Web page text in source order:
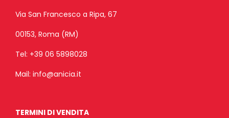
Via San Francesco a Ripa, 67
00153, Roma (RM)
Tel: +39 06 5898028
Mail: info@anicia.it
TERMINI DI VENDITA